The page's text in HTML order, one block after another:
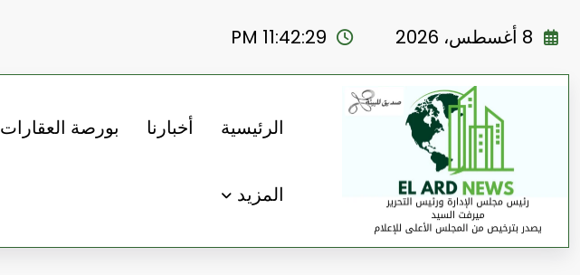
8 أغسطس، 2026 11:42:30 PM
الرئيسية أخبارنا بورصة العقارات
المزيد